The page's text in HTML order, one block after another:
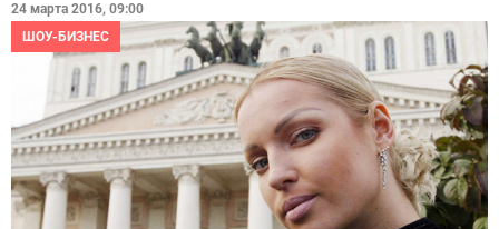
24 марта 2016, 09:00
ШОУ-БИЗНЕС